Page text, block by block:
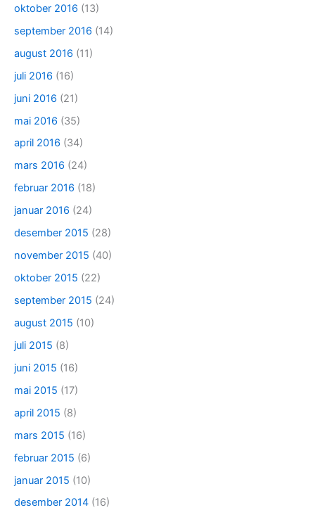
oktober 2016 (13)
september 2016 (14)
august 2016 (11)
juli 2016 (16)
juni 2016 (21)
mai 2016 (35)
april 2016 (34)
mars 2016 (24)
februar 2016 (18)
januar 2016 (24)
desember 2015 (28)
november 2015 (40)
oktober 2015 (22)
september 2015 (24)
august 2015 (10)
juli 2015 (8)
juni 2015 (16)
mai 2015 (17)
april 2015 (8)
mars 2015 (16)
februar 2015 (6)
januar 2015 (10)
desember 2014 (16)